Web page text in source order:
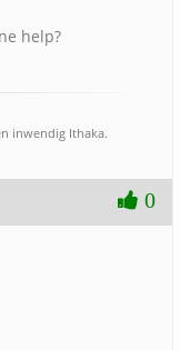
help?
inwendig Ithaka.
0